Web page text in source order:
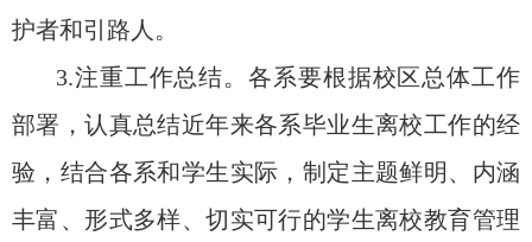
护者和引路人。
3.注重工作总结。各系要根据校区总体工作
部署，认真总结近年来各系毕业生离校工作的经
验，结合各系和学生实际，制定主题鲜明、内涵
丰富、形式多样、切实可行的学生离校教育管理